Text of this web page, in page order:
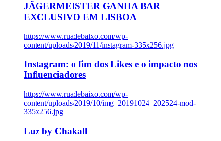
JÄGERMEISTER GANHA BAR
EXCLUSIVO EM LISBOA
https://www.ruadebaixo.com/wp-
content/uploads/2019/11/instagram-335x256.jpg
Instagram: o fim dos Likes e o impacto nos
Influenciadores
https://www.ruadebaixo.com/wp-
content/uploads/2019/10/img_20191024_202524-mod-
335x256.jpg
Luz by Chakall